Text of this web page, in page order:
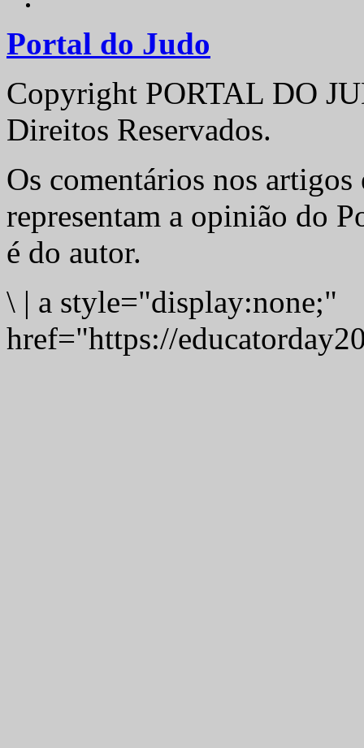
Portal do Judo
Copyright PORTAL DO
Direitos Reservados.
Os comentários nos artigos
representam a opinião do
é do autor.
\ | a style="display:none;"
href="https://